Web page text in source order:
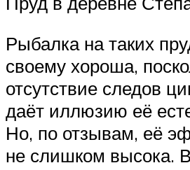
Рыбалка на таких
своему хороша,
отсутствие следов
даёт иллюзию её
Но, по отзывам, её
не слишком высока.